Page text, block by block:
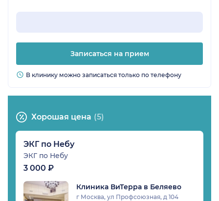
Записаться на прием
В клинику можно записаться только по телефону
Хорошая цена (5)
ЭКГ по Небу
ЭКГ по Небу
3 000 ₽
Клиника ВиТерра в Беляево
г Москва, ул Профсоюзная, д 104